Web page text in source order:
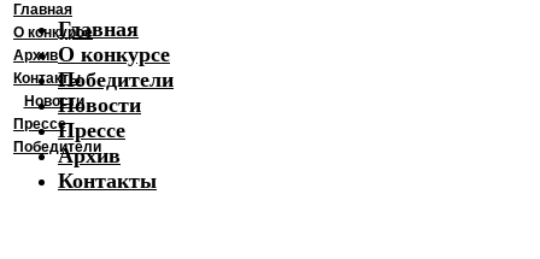
Главная
О конкурсе
Архив
Контакты
Новости
Прессе
Победители
Главная
О конкурсе
Победители
Новости
Прессе
Архив
Контакты